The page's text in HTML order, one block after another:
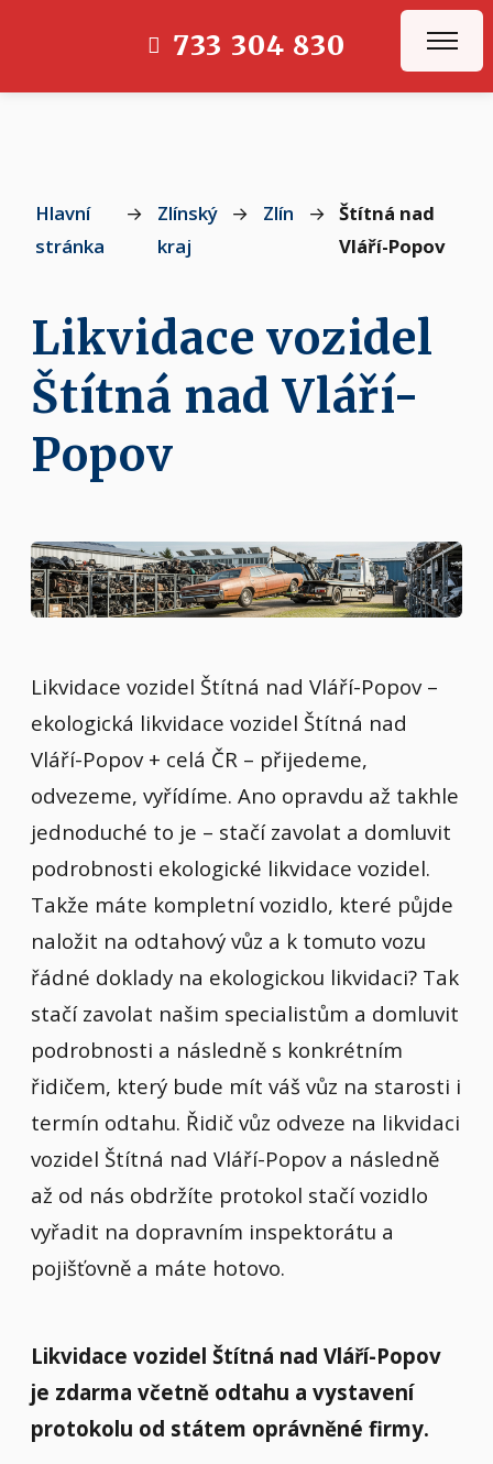
733 304 830
Hlavní
stránka
→
Zlínský
kraj
→ Zlín → Štítná nad
Vláří-Popov
Likvidace vozidel
Štítná nad Vláří-
Popov
Likvidace vozidel Štítná nad Vláří-Popov –
ekologická likvidace vozidel Štítná nad
Vláří-Popov + celá ČR – přijedeme,
odvezeme, vyřídíme. Ano opravdu až takhle
jednoduché to je – stačí zavolat a domluvit
podrobnosti ekologické likvidace vozidel.
Takže máte kompletní vozidlo, které půjde
naložit na odtahový vůz a k tomuto vozu
řádné doklady na ekologickou likvidaci? Tak
stačí zavolat našim specialistům a domluvit
podrobnosti a následně s konkrétním
řidičem, který bude mít váš vůz na starosti i
termín odtahu. Řidič vůz odveze na likvidaci
vozidel Štítná nad Vláří-Popov a následně
až od nás obdržíte protokol stačí vozidlo
vyřadit na dopravním inspektorátu a
pojišťovně a máte hotovo.
Likvidace vozidel Štítná nad Vláří-Popov
je zdarma včetně odtahu a vystavení
protokolu od státem oprávněné firmy.